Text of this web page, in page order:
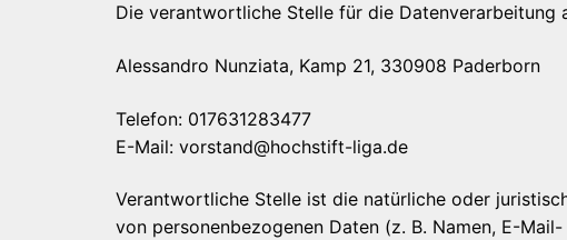
Die verantwortliche Stelle für die Datenverarbeitung
Alessandro Nunziata, Kamp 21, 330908 Paderborn
Telefon: 017631283477
E-Mail: vorstand@hochstift-liga.de
Verantwortliche Stelle ist die natürliche oder
von personenbezogenen Daten (z. B. Namen, E-